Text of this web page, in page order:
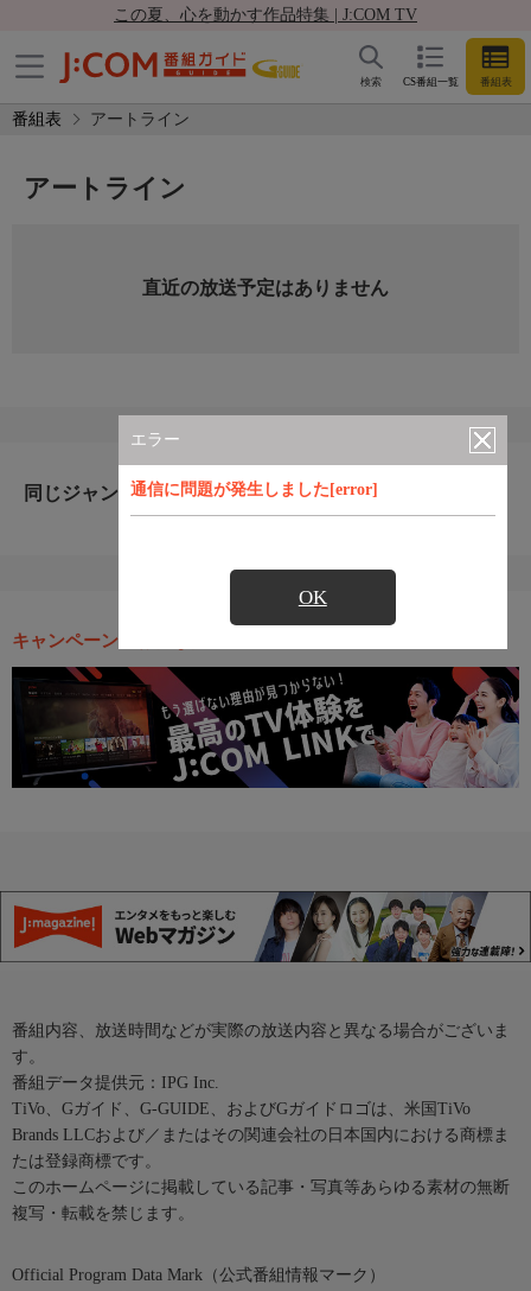
この夏、心を動かす作品特集 | J:COM TV
CS番組一覧 番組表
検索
番組表 アートライン
エラー
通信に問題が発生しました[error]
OK
アートライン
直近の放送予定はありません
同じジャンルのおすすめ番組
キャンペーン・お得な情報
番組内容、放送時間などが実際の放送内容と異なる場合がございま
す。
番組データ提供元：IPG Inc.
TiVo、Gガイド、G-GUIDE、およびGガイドロゴは、米国TiVo
Brands LLCおよび／またはその関連会社の日本国内における商標ま
たは登録商標です。
このホームページに掲載している記事・写真等あらゆる素材の無断
複写・転載を禁じます。
Official Program Data Mark（公式番組情報マーク）